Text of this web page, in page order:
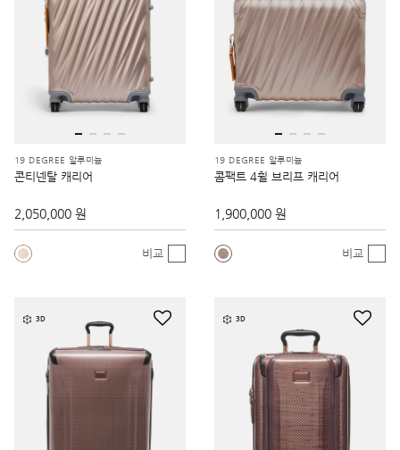
19 DEGREE 알루미늄
콘티넨탈 캐리어
2,050,000 원
비교
19 DEGREE 알루미늄
콤팩트 4휠 브리프 캐리어
1,900,000 원
비교
3D 3D